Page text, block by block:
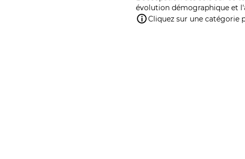
évolution démographique et
Cliquez sur une catégorie